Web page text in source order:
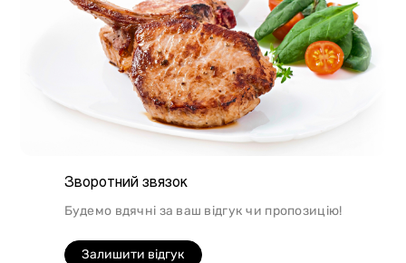
Зворотний звязок
Будемо вдячні за ваш відгук чи пропозицію!
Залишити відгук